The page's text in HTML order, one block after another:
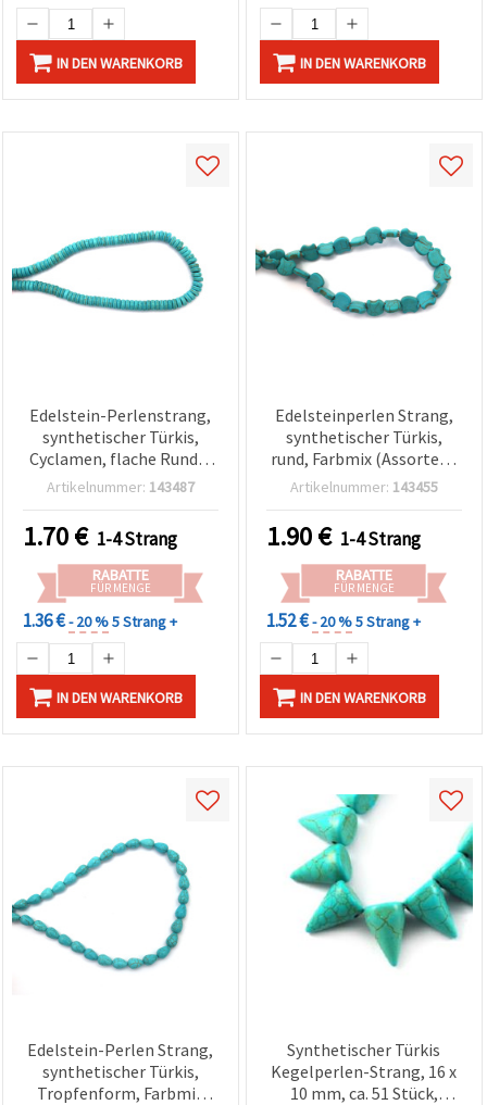
IN DEN WARENKORB IN DEN WARENKORB
Edelstein-Perlenstrang,
synthetischer Türkis,
Cyclamen, flache Runde,
10x7mm, ca. 120 Stk.
Artikelnummer: 143487
1.70€ 1-4 Strang
RABATTE
FÜR MENGE
1.36 €- 20 %5 Strang +
IN DEN WARENKORB
Edelsteinperlen Strang,
synthetischer Türkis,
rund, Farbmix (Assorted),
18x13x5 mm, ca. 30 Stück
Artikelnummer: 143455
1.90€ 1-4 Strang
RABATTE
FÜR MENGE
1.52 €- 20 %5 Strang +
IN DEN WARENKORB
Edelstein-Perlen Strang,
synthetischer Türkis,
Tropfenform, Farbmix
Synthetischer Türkis
Kegelperlen-Strang, 16 x
10 mm, ca. 51 Stück,